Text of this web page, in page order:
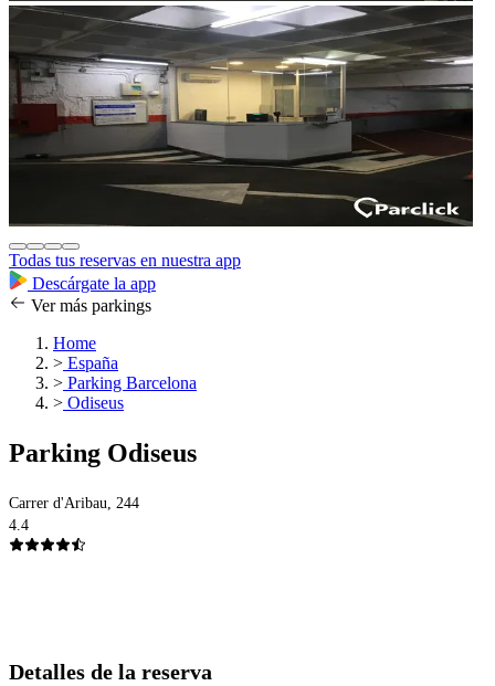
Todas tus reservas en nuestra app
Descárgate la app
Ver más parkings
Home
> España
> Parking Barcelona
> Odiseus
Parking Odiseus
Carrer d'Aribau, 244
4.4
Detalles de la reserva